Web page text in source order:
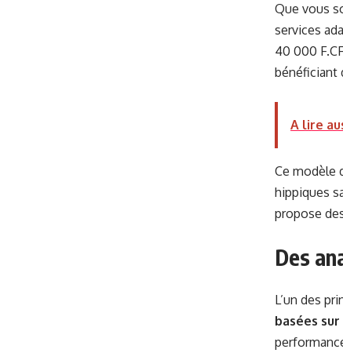
Que vous
services
40 000
bénéficiant
A lire
Ce modèle
hippiques
propose
Des
L’un des
basées